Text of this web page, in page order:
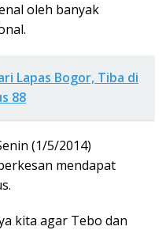
oleh banyak
Lapas Bogor, Tiba di
88
(1/5/2014)
mendapat
kita agar Tebo dan